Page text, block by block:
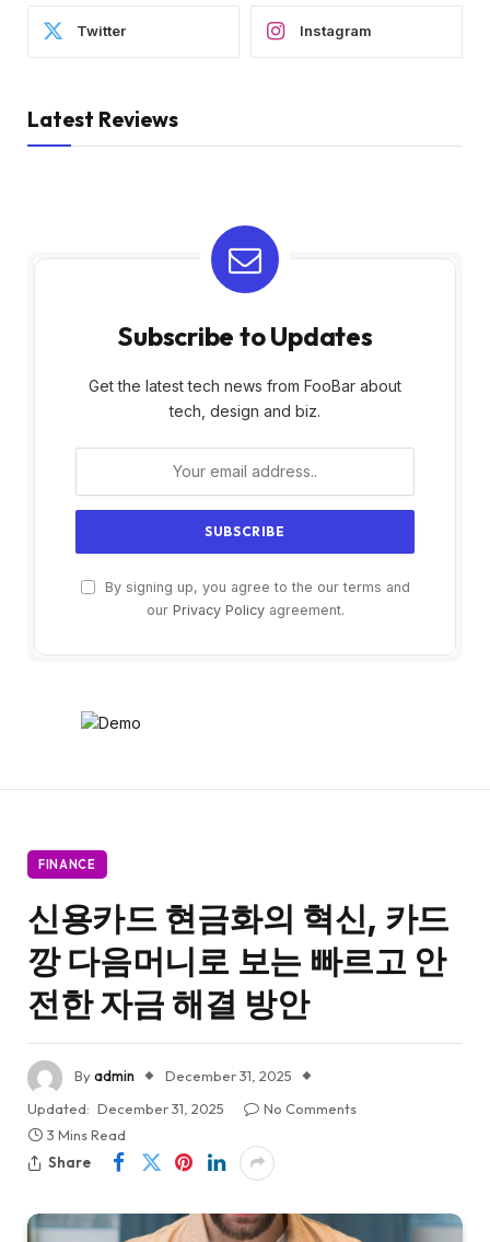
Twitter Instagram
Latest Reviews
Subscribe to Updates
Get the latest tech news from FooBar about
tech, design and biz.
By signing up, you agree to the our terms and
our Privacy Policyagreement.
FINANCE
신용카드 현금화의 혁신, 카드
깡 다음머니로 보는 빠르고 안
전한 자금 해결 방안
Byadmin
December 31, 2025
Updated: December 31, 2025
No Comments
3 Mins Read
Share